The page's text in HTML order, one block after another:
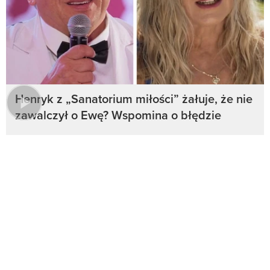
Henryk z „Sanatorium miłości” żałuje, że nie
zawalczył o Ewę? Wspomina o błędzie